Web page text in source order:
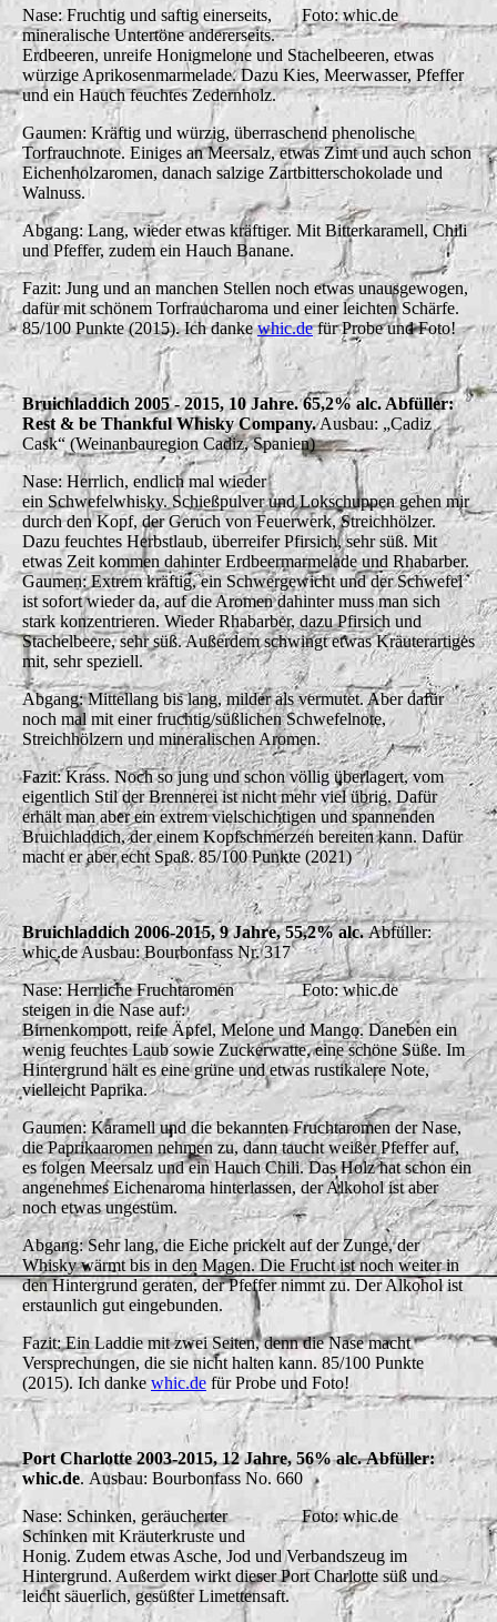
Foto: whic.de
Nase: Fruchtig und saftig einerseits,
mineralische Untertöne andererseits.
Erdbeeren, unreife Honigmelone und Stachelbeeren, etwas
würzige Aprikosenmarmelade. Dazu Kies, Meerwasser, Pfeffer
und ein Hauch feuchtes Zedernholz.
Gaumen: Kräftig und würzig, überraschend phenolische
Torfrauchnote. Einiges an Meersalz, etwas Zimt und auch schon
Eichenholzaromen, danach salzige Zartbitterschokolade und
Walnuss.
Abgang: Lang, wieder etwas kräftiger. Mit Bitterkaramell, Chili
und Pfeffer, zudem ein Hauch Banane.
Fazit: Jung und an manchen Stellen noch etwas unausgewogen,
dafür mit schönem Torfraucharoma und einer leichten Schärfe.
85/100 Punkte (2015). Ich dankewhic.defür Probe und Foto!
Bruichladdich 2005 - 2015, 10 Jahre. 65,2% alc. Abfüller:
Rest & be Thankful Whisky Company.Ausbau: „Cadiz
Cask“ (Weinanbauregion Cadiz, Spanien)
Nase: Herrlich, endlich mal wieder
ein Schwefelwhisky. Schießpulver und Lokschuppen gehen mir
durch den Kopf, der Geruch von Feuerwerk, Streichhölzer.
Dazu feuchtes Herbstlaub, überreifer Pfirsich, sehr süß. Mit
etwas Zeit kommen dahinter Erdbeermarmelade und Rhabarber.
Gaumen: Extrem kräftig, ein Schwergewicht und der Schwefel
ist sofort wieder da, auf die Aromen dahinter muss man sich
stark konzentrieren. Wieder Rhabarber, dazu Pfirsich und
Stachelbeere, sehr süß. Außerdem schwingt etwas Kräuterartiges
mit, sehr speziell.
Abgang: Mittellang bis lang, milder als vermutet. Aber dafür
noch mal mit einer fruchtig/süßlichen Schwefelnote,
Streichhölzern und mineralischen Aromen.
Fazit: Krass. Noch so jung und schon völlig überlagert, vom
eigentlich Stil der Brennerei ist nicht mehr viel übrig. Dafür
erhält man aber ein extrem vielschichtigen und spannenden
Bruichladdich, der einem Kopfschmerzen bereiten kann. Dafür
macht er aber echt Spaß. 85/100 Punkte (2021)
Bruichladdich 2006-2015, 9 Jahre, 55,2% alc.Abfüller:
whic.de Ausbau: Bourbonfass Nr. 317
Foto: whic.de
Nase: Herrliche Fruchtaromen
steigen in die Nase auf:
Birnenkompott, reife Äpfel, Melone und Mango. Daneben ein
wenig feuchtes Laub sowie Zuckerwatte, eine schöne Süße. Im
Hintergrund hält es eine grüne und etwas rustikalere Note,
vielleicht Paprika.
Gaumen: Karamell und die bekannten Fruchtaromen der Nase,
die Paprikaaromen nehmen zu, dann taucht weißer Pfeffer auf,
es folgen Meersalz und ein Hauch Chili. Das Holz hat schon ein
angenehmes Eichenaroma hinterlassen, der Alkohol ist aber
noch etwas ungestüm.
Abgang: Sehr lang, die Eiche prickelt auf der Zunge, der
Whisky wärmt bis in den Magen. Die Frucht ist noch weiter in
den Hintergrund geraten, der Pfeffer nimmt zu. Der Alkohol ist
erstaunlich gut eingebunden.
Fazit: Ein Laddie mit zwei Seiten, denn die Nase macht
Versprechungen, die sie nicht halten kann. 85/100 Punkte
(2015). Ich danke whic.de für Probe und Foto!
Port Charlotte 2003-2015, 12 Jahre, 56% alc.Abfüller:
whic.de. Ausbau: Bourbonfass No. 660
Foto: whic.de
Nase: Schinken, geräucherter
Schinken mit Kräuterkruste und
Honig. Zudem etwas Asche, Jod und Verbandszeug im
Hintergrund. Außerdem wirkt dieser Port Charlotte süß und
leicht säuerlich, gesüßter Limettensaft.